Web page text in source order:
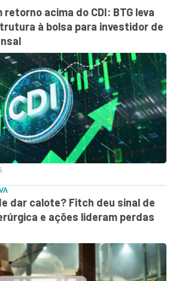
acima do CDI: BTG leva
à bolsa para investidor de
dar calote? Fitch deu sinal de
e ações lideram perdas